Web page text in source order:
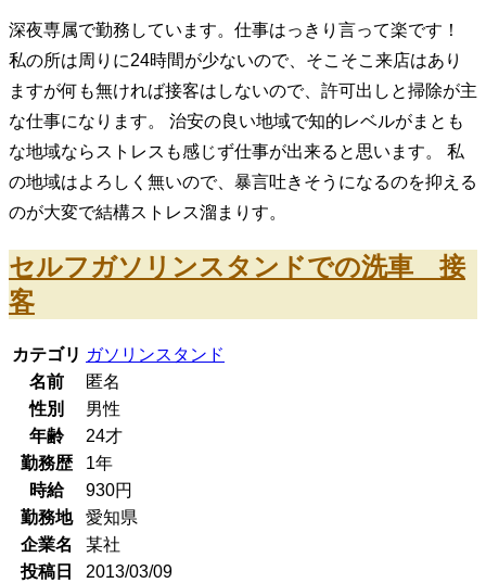
深夜専属で勤務しています。仕事はっきり言って楽です！
私の所は周りに24時間が少ないので、そこそこ来店はあり
ますが何も無ければ接客はしないので、許可出しと掃除が主
な仕事になります。 治安の良い地域で知的レベルがまとも
な地域ならストレスも感じず仕事が出来ると思います。 私
の地域はよろしく無いので、暴言吐きそうになるのを抑える
のが大変で結構ストレス溜まりす。
セルフガソリンスタンドでの洗車 接
客
カテゴリ ガソリンスタンド
名前
匿名
性別
男性
年齢
24才
勤務歴
1年
時給
930円
勤務地
愛知県
企業名
某社
投稿日
2013/03/09